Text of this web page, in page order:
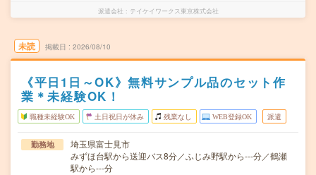
派遣会社 テイケイワークス東京株式会社
未読 掲載日 2026/08/10
《平日1日～OK》無料サンプル品のセット作
業＊未経験OK！
職種未経験OK 土日祝日が休み 残業なし WEB登録OK 派遣
勤務地
埼玉県富士見市
みずほ台駅から送迎バス8分／ふじみ野駅から---分／鶴瀬
駅から---分